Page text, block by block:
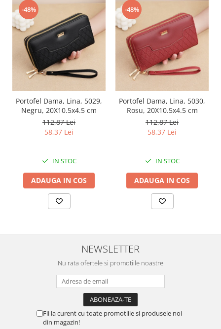
-48%
Portofel Dama, Lina, 5029,
Negru, 20X10.5x4.5 cm
112,87 Lei
58,37 Lei
IN STOC
ADAUGA IN COS
-48%
Portofel Dama, Lina, 5030,
Rosu, 20X10.5x4.5 cm
112,87 Lei
58,37 Lei
IN STOC
ADAUGA IN COS
NEWSLETTER
Nu rata ofertele si promotiile noastre
Fii la curent cu toate promotiile si produsele noi
din magazin!